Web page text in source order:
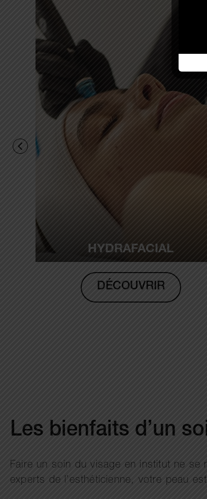
HYDRAFACIAL
DÉCOUVRIR
Les bienfaits d’un
Faire un soin du visage en institut ne se
experts de l’esthéticienne, votre peau